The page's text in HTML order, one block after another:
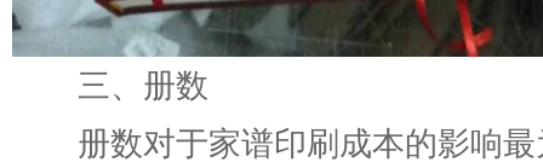
三、册数
册数对于家谱印刷成本的影响最